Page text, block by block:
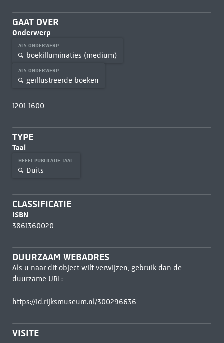
GAAT OVER
Onderwerp
ALS ONDERWERP
boekilluminaties (medium)
ALS ONDERWERP
geïllustreerde boeken
1201-1600
TYPE
Taal
HEEFT PUBLICATIE TAAL
Duits
CLASSIFICATIE
ISBN
3861360020
DUURZAAM WEBADRES
Als u naar dit object wilt verwijzen, gebruik dan de
duurzame URL:
https://id.rijksmuseum.nl/300296636
VISITE